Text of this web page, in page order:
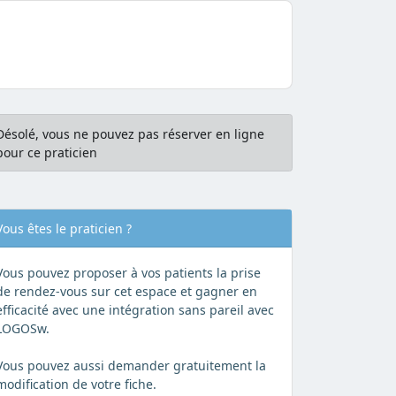
vous ne pouvez pas réserver en ligne
ce praticien
êtes le praticien ?
pouvez proposer à vos patients la prise
rendez-vous sur cet espace et gagner en
avec une intégration sans pareil avec
pouvez aussi demander gratuitement la
de votre fiche.